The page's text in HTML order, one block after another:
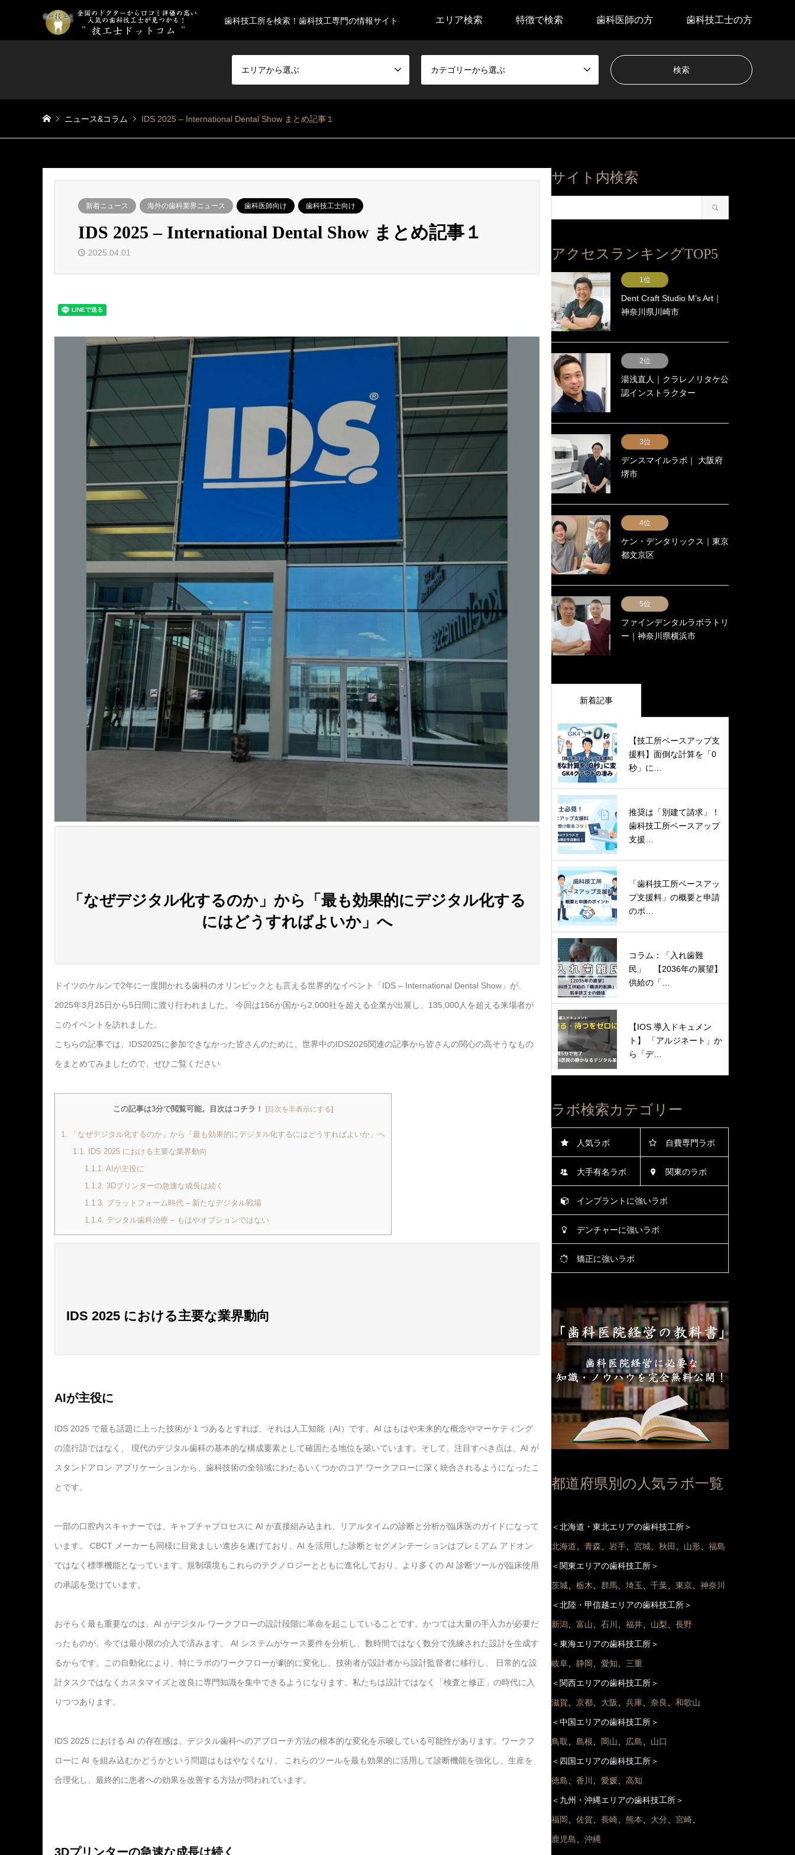
歯科技工所を検索！歯科技工専門の情報サイト エリア検索 特徴で検索 歯科医師の方 歯科技工士の方
エリアから選ぶ カテゴリーから選ぶ
ニュース&コラム IDS 2025 – International Dental Show まとめ記事１
新着ニュース 海外の歯科業界ニュース 歯科医師向け 歯科技工士向け
IDS 2025 – International Dental Show まとめ記事１
2025.04.01
「なぜデジタル化するのか」から「最も効果的にデジタル化する
にはどうすればよいか」へ
ドイツのケルンで2年に一度開かれる歯科のオリンピックとも言える世界的なイベント「IDS – International Dental Show」が、
2025年3月25日から5日間に渡り行われました。 今回は156か国から2,000社を超える企業が出展し、135,000人を超える来場者が
このイベントを訪れました。
こちらの記事では、IDS2025に参加できなかった皆さんのために、世界中のIDS2025関連の記事から皆さんの関心の高そうなもの
をまとめてみましたので、ぜひご覧ください
この記事は3分で閲覧可能。目次はコチラ！ [目次を非表示にする]
1. 「なぜデジタル化するのか」から「最も効果的にデジタル化するにはどうすればよいか」へ
1.1. IDS 2025 における主要な業界動向
1.1.1. AIが主役に
1.1.2. 3Dプリンターの急速な成長は続く
1.1.3. プラットフォーム時代 – 新たなデジタル戦場
1.1.4. デジタル歯科治療 – もはやオプションではない
IDS 2025 における主要な業界動向
AIが主役に
IDS 2025 で最も話題に上った技術が 1 つあるとすれば、それは人工知能（AI）です。AI はもはや未来的な概念やマーケティング
の流行語ではなく、 現代のデジタル歯科の基本的な構成要素として確固たる地位を築いています。そして、注目すべき点は、AI が
スタンドアロン アプリケーションから、歯科技術の全領域にわたるいくつかのコア ワークフローに深く統合されるようになったこ
とです。
一部の口腔内スキャナーでは、キャプチャプロセスに AI が直接組み込まれ、リアルタイムの診断と分析が臨床医のガイドになって
います。 CBCT メーカーも同様に目覚ましい進歩を遂げており、AI を活用した診断とセグメンテーションはプレミアム アドオン
ではなく標準機能となっています。規制環境もこれらのテクノロジーとともに進化しており、より多くの AI 診断ツールが臨床使用
の承認を受けています。
おそらく最も重要なのは、AI がデジタル ワークフローの設計段階に革命を起こしていることです。かつては大量の手入力が必要だ
ったものが、今では最小限の介入で済みます。 AI システムがケース要件を分析し、数時間ではなく数分で洗練された設計を生成す
るからです。この自動化により、特にラボのワークフローが劇的に変化し、技術者が設計者から設計監督者に移行し、 日常的な設
計タスクではなくカスタマイズと改良に専門知識を集中できるようになります。私たちは設計ではなく「検査と修正」の時代に入
りつつあります。
IDS 2025 における AI の存在感は、デジタル歯科へのアプローチ方法の根本的な変化を示唆している可能性があります。ワークフ
ローに AI を組み込むかどうかという問題はもはやなくなり、 これらのツールを最も効果的に活用して診断機能を強化し、生産を
合理化し、最終的に患者への効果を改善する方法が問われています。
3Dプリンターの急速な成長は続く
サイト内検索
アクセスランキングTOP5
1位
Dent Craft Studio Mʼs Art｜
神奈川県川崎市
2位
湯浅直人｜クラレノリタケ公
認インストラクター
3位
デンスマイルラボ｜ 大阪府
堺市
4位
ケン・デンタリックス｜東京
都文京区
5位
ファインデンタルラボラトリ
ー｜神奈川県横浜市
新着記事
【技工所ベースアップ支
援料】面倒な計算を「0
秒」に…
推奨は「別建て請求」！
歯科技工所ベースアップ
支援…
「歯科技工所ベースアッ
プ支援料」の概要と申請
のポ…
コラム：「入れ歯難
民」 【2036年の展望】
供給の「…
【IOS 導入ドキュメン
ト】 「アルジネート」か
ら「デ…
ラボ検索カテゴリー
人気ラボ 自費専門ラボ
大手有名ラボ 関東のラボ
インプラントに強いラボ
デンチャーに強いラボ
矯正に強いラボ
都道府県別の人気ラボ一覧
＜北海道・東北エリアの歯科技工所＞
北海道 青森 岩手 宮城 秋田 山形 福島
＜関東エリアの歯科技工所＞
茨城 栃木 群馬 埼玉 千葉 東京 神奈川
＜北陸・甲信越エリアの歯科技工所＞
新潟 富山 石川 福井 山梨 長野
＜東海エリアの歯科技工所＞
岐阜 静岡 愛知 三重
＜関西エリアの歯科技工所＞
滋賀 京都 大阪 兵庫 奈良 和歌山
＜中国エリアの歯科技工所＞
鳥取 島根 岡山 広島 山口
＜四国エリアの歯科技工所＞
徳島 香川 愛媛 高知
＜九州・沖縄エリアの歯科技工所＞
福岡 佐賀 長崎 熊本 大分 宮崎
鹿児島 沖縄